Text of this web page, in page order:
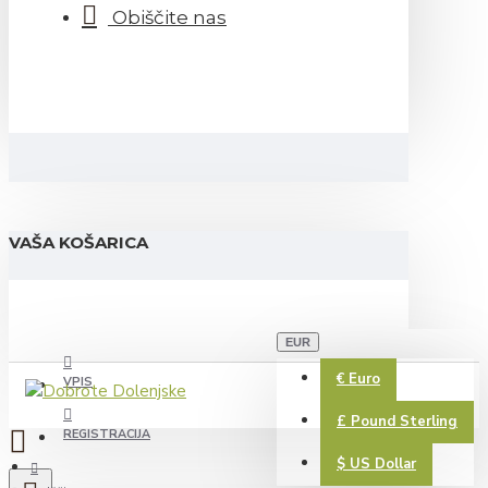
Obiščite nas
VAŠA KOŠARICA
VPIS
REGISTRACIJA
EUR
€ Euro
£ Pound Sterling
$ US Dollar